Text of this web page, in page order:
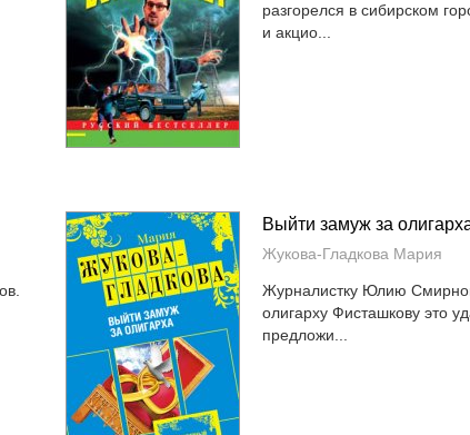
разгорелся в сибирском
и акцио...
Выйти замуж за
Жукова-Гладкова Мария
Журналистку Юлию
олигарху Фисташкову это
предложи...